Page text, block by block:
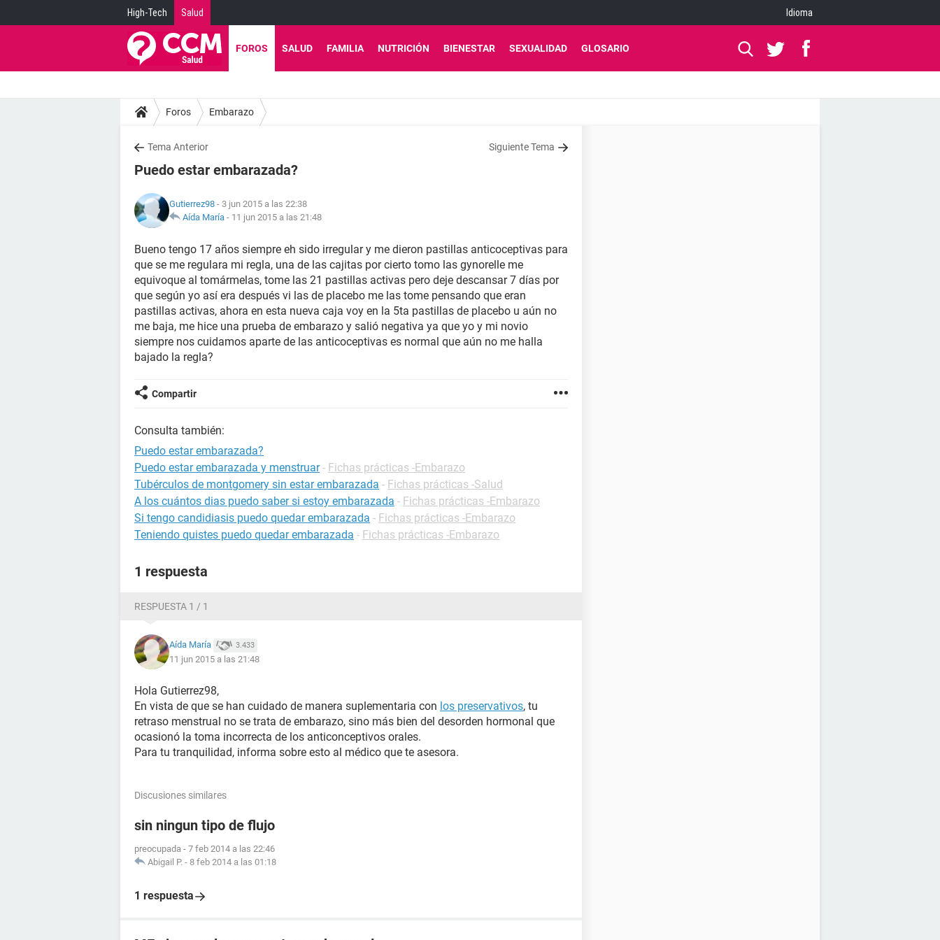
High-Tech Salud Idioma
FOROS SALUD FAMILIA NUTRICIÓN BIENESTAR SEXUALIDAD GLOSARIO
Foros Embarazo
Tema Anterior Siguiente Tema
Puedo estar embarazada?
Gutierrez98 - 3 jun 2015 a las 22:38
Aída María - 11 jun 2015 a las 21:48
Bueno tengo 17 años siempre eh sido irregular y me dieron pastillas anticoceptivas para
que se me regulara mi regla, una de las cajitas por cierto tomo las gynorelle me
equivoque al tomármelas, tome las 21 pastillas activas pero deje descansar 7 días por
que según yo así era después vi las de placebo me las tome pensando que eran
pastillas activas, ahora en esta nueva caja voy en la 5ta pastillas de placebo u aún no
me baja, me hice una prueba de embarazo y salió negativa ya que yo y mi novio
siempre nos cuidamos aparte de las anticoceptivas es normal que aún no me halla
bajado la regla?
Compartir
Consulta también:
Puedo estar embarazada?
Puedo estar embarazada y menstruar - Fichas prácticas -Embarazo
Tubérculos de montgomery sin estar embarazada - Fichas prácticas -Salud
A los cuántos dias puedo saber si estoy embarazada - Fichas prácticas -Embarazo
Si tengo candidiasis puedo quedar embarazada - Fichas prácticas -Embarazo
Teniendo quistes puedo quedar embarazada - Fichas prácticas -Embarazo
1 respuesta
RESPUESTA 1 / 1
Aída María 3.433
11 jun 2015 a las 21:48
Hola Gutierrez98,
En vista de que se han cuidado de manera suplementaria con los preservativos, tu
retraso menstrual no se trata de embarazo, sino más bien del desorden hormonal que
ocasionó la toma incorrecta de los anticonceptivos orales.
Para tu tranquilidad, informa sobre esto al médico que te asesora.
Discusiones similares
sin ningun tipo de flujo
preocupada - 7 feb 2014 a las 22:46
Abigail P. - 8 feb 2014 a las 01:18
1 respuesta